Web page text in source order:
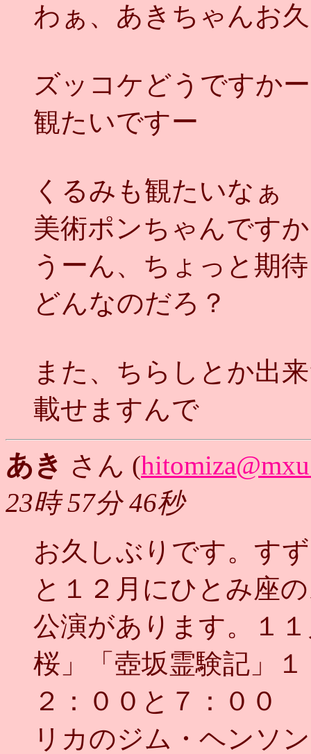
わぁ、あきちゃんお
ズッコケどうですか
観たいですー
くるみも観たいなぁ
美術ポンちゃんですか
うーん、ちょっと期
どんなのだろ？
また、ちらしとか出
載せますんで
あき さん (
23時 57分 46秒
お久しぶりです。す
と１２月にひとみ座
公演があります。１
桜」「壺坂霊験記」
２：００と７：００
リカのジム・ヘンソ